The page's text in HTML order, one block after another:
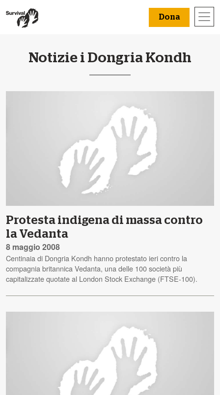
Dona
Notizie i Dongria Kondh
Protesta indigena di massa contro
la Vedanta
8 maggio 2008
Centinaia di Dongria Kondh hanno protestato ieri contro la
compagnia britannica Vedanta, una delle 100 società più
capitalizzate quotate al London Stock Exchange (FTSE-100).